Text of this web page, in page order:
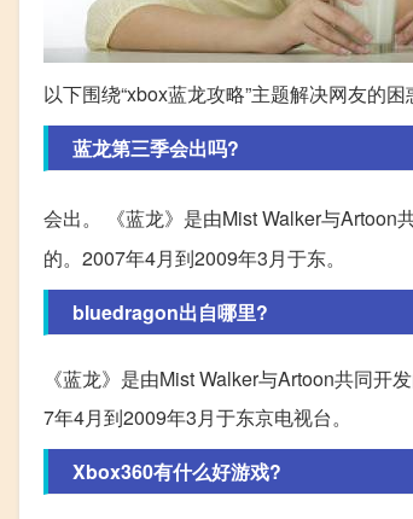
以下围绕“xbox蓝龙攻略”主题解决网友的困
蓝龙第三季会出吗?
会出。 《蓝龙》是由Mist Walker与Artoon
的。2007年4月到2009年3月于东。
bluedragon出自哪里?
《蓝龙》是由Mist Walker与Artoon共同
7年4月到2009年3月于东京电视台。
Xbox360有什么好游戏?